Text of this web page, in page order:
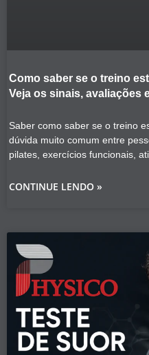
Como saber se o treino
Veja os sinais, avaliações
Saber como saber se o treino
dúvida muito comum entre
pilates, exercícios funcionais,
CONTINUE LENDO »